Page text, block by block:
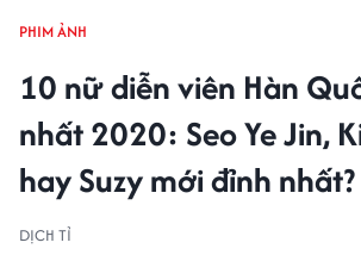
PHIM ẢNH
10 nữ diễn viên Hàn
nhất 2020: Seo Ye Jin,
hay Suzy mới đỉnh nhất?
DỊCH TỈ